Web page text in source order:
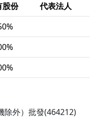
股份
代表法人
除外）批發(464212)